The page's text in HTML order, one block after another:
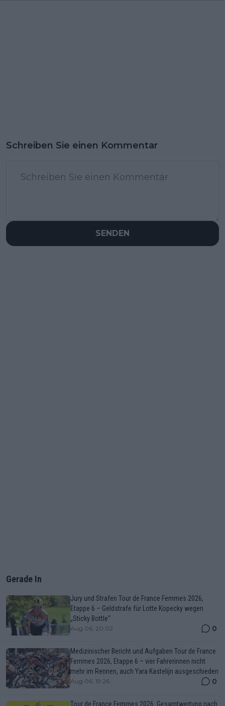
Schreiben Sie einen Kommentar
SENDEN
Gerade In
Jury und Strafen Tour de France Femmes 2026,
Etappe 6 – Geldstrafe für Lotte Kopecky wegen
„Sticky Bottle“
Aug 06, 20:02 0
Medizinischer Bericht und Aufgaben Tour de France
Femmes 2026, Etappe 6 – vier Fahrerinnen nicht
mehr im Rennen, auch Yara Kastelijn ausgeschieden
Aug 06, 19:26 0
Tour de France Femmes 2026: Gesamtwertung nach